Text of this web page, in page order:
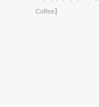
Coffee】